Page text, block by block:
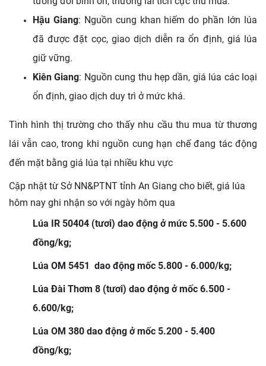
Hậu Giang: Nguồn cung khan hiếm do phần lớn lúa
đã được đặt cọc, giao dịch diễn ra ổn định, giá lúa
giữ vững.
Kiên Giang: Nguồn cung thu hẹp dần, giá lúa các loại
ổn định, giao dịch duy trì ở mức khá.
Tình hình thị trường cho thấy nhu cầu thu mua từ thương
lái vẫn cao, trong khi nguồn cung hạn chế đang tác động
đến mặt bằng giá lúa tại nhiều khu vực
Cập nhật từ Sở NN&PTNT tỉnh An Giang cho biết, giá lúa
hôm nay ghi nhận so với ngày hôm qua
Lúa IR 50404 (tươi) dao động ở mức 5.500 - 5.600
đồng/kg;
Lúa OM 5451 dao động mốc 5.800 - 6.000/kg;
Lúa Đài Thơm 8 (tươi) dao động ở mốc 6.500 -
6.600/kg;
Lúa OM 380 dao động ở mốc 5.200 - 5.400
đồng/kg;